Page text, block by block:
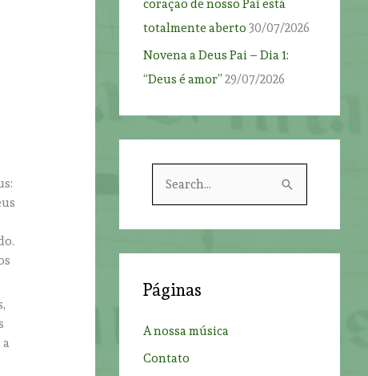
a
coração de nosso Pai está
totalmente aberto 30/07/2026
Novena a Deus Pai – Dia 1:
“Deus é amor” 29/07/2026
h
Páginas
A nossa música
Contato